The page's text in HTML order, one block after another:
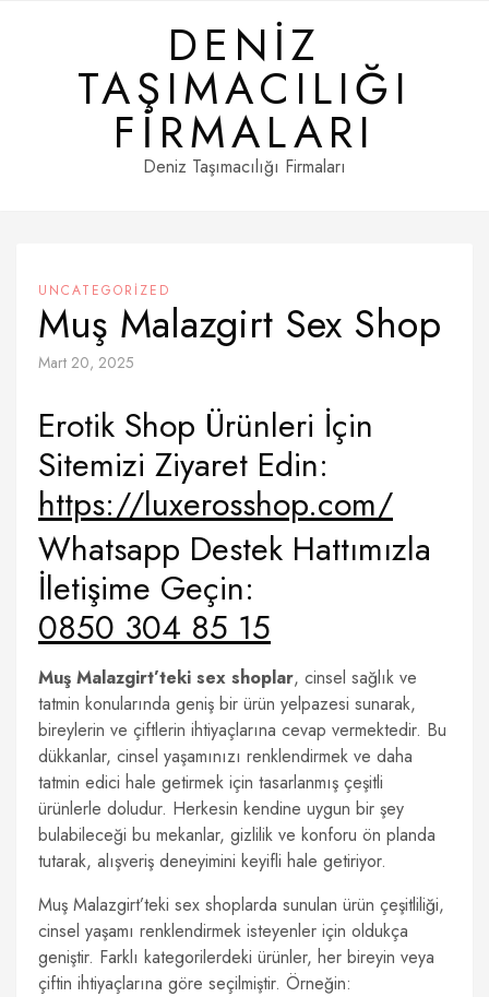
DENIZ
TAŞIMACILIĞI
FIRMALARI
Deniz Taşımacılığı Firmaları
UNCATEGORIZED
Muş Malazgirt Sex Shop
Mart 20, 2025
Erotik Shop Ürünleri İçin
Sitemizi Ziyaret Edin:
https://luxerosshop.com/
Whatsapp Destek Hattımızla
İletişime Geçin:
0850 304 85 15
Muş Malazgirt’teki sex shoplar, cinsel sağlık ve
tatmin konularında geniş bir ürün yelpazesi sunarak,
bireylerin ve çiftlerin ihtiyaçlarına cevap vermektedir. Bu
dükkanlar, cinsel yaşamınızı renklendirmek ve daha
tatmin edici hale getirmek için tasarlanmış çeşitli
ürünlerle doludur. Herkesin kendine uygun bir şey
bulabileceği bu mekanlar, gizlilik ve konforu ön planda
tutarak, alışveriş deneyimini keyifli hale getiriyor.
Muş Malazgirt’teki sex shoplarda sunulan ürün çeşitliliği,
cinsel yaşamı renklendirmek isteyenler için oldukça
geniştir. Farklı kategorilerdeki ürünler, her bireyin veya
çiftin ihtiyaçlarına göre seçilmiştir. Örneğin: